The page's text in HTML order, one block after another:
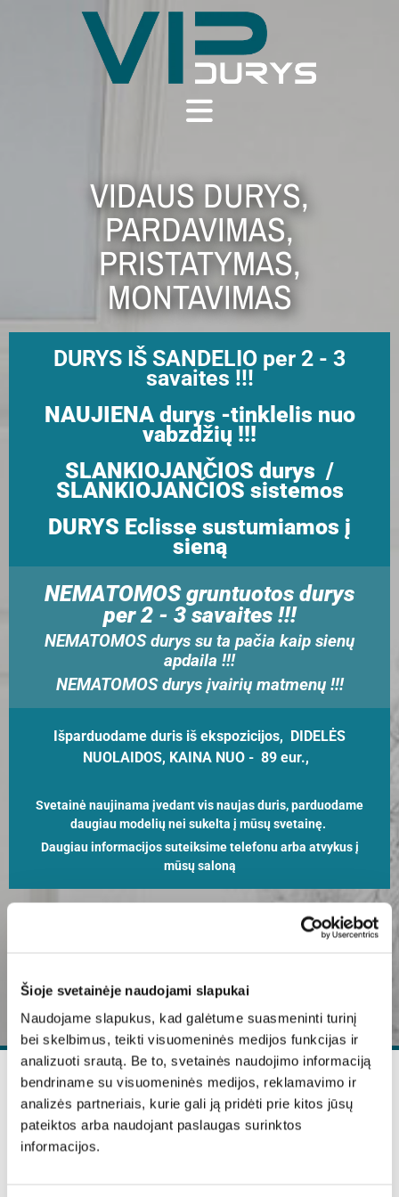
Šioje svetainėje naudojami slapukai
Naudojame slapukus, kad galėtume suasmeninti turinį
bei skelbimus, teikti visuomeninės medijos funkcijas ir
analizuoti srautą. Be to, svetainės naudojimo informaciją
bendriname su visuomeninės medijos, reklamavimo ir
analizės partneriais, kurie gali ją pridėti prie kitos jūsų
pateiktos arba naudojant paslaugas surinktos
informacijos.
VIDAUS DURYS,
PARDAVIMAS,
PRISTATYMAS,
MONTAVIMAS
DURYS IŠ SANDELIO per 2 - 3
savaites !!!
NAUJIENA durys -tinklelis nuo
vabzdžių !!!
SLANKIOJANČIOS durys /
SLANKIOJANČIOS sistemos
DURYS Eclisse sustumiamos į
sieną
NEMATOMOS gruntuotos durys
per 2 - 3 savaites !!!
NEMATOMOS durys su ta pačia kaip sienų
apdaila !!!
NEMATOMOS durys įvairių matmenų !!!
Išparduodame duris iš ekspozicijos, DIDELĖS
NUOLAIDOS, KAINA NUO - 89 eur.,
Svetainė naujinama įvedant vis naujas duris, parduodame
daugiau modelių nei sukelta į mūsų svetainę.
Daugiau informacijos suteiksime telefonu arba atvykus į
mūsų saloną
info@vip-durys.lt.| I - IV Nuo 10:00 iki 18:15, V 10:00 iki 17:00. Šeštadienį ir
sekmadienį dirbame pagal išankstinį susitarimą.
VIP durys
VIP durys – kokybiškų vidaus durų pardavimas ir montavimas.
Specializuojamės kurdami duris, tinkančias moderniame ir